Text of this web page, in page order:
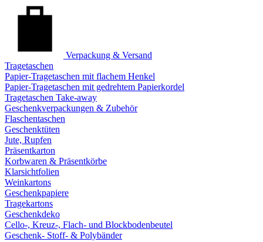
Verpackung & Versand
Tragetaschen
Papier-Tragetaschen mit flachem Henkel
Papier-Tragetaschen mit gedrehtem Papierkordel
Tragetaschen Take-away
Geschenkverpackungen & Zubehör
Flaschentaschen
Geschenktüten
Jute, Rupfen
Präsentkarton
Korbwaren & Präsentkörbe
Klarsichtfolien
Weinkartons
Geschenkpapiere
Tragekartons
Geschenkdeko
Cello-, Kreuz-, Flach- und Blockbodenbeutel
Geschenk- Stoff- & Polybänder